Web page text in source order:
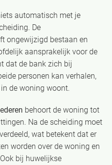
automatisch met je
De
ongewijzigd bestaan en
aansprakelijk voor de
dat de bank zich bij
personen kan verhalen,
de woning woont.
behoort de woning tot
Na de scheiding moet
wat betekent dat er
worden over de woning en
bij huwelijkse